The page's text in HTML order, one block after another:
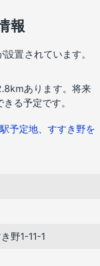
報
置されています。
あります。将来
る予定です。
予定地、すすき野を
野1-11-1